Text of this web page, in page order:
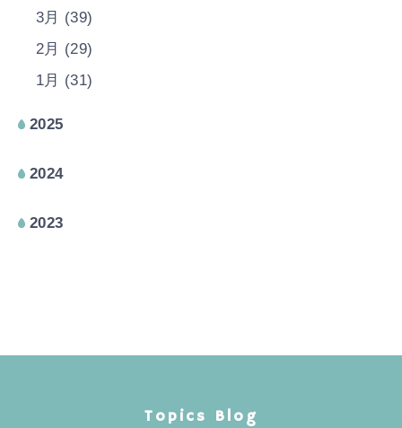
3月 (39)
2月 (29)
1月 (31)
2025
2024
2023
Topics Blog